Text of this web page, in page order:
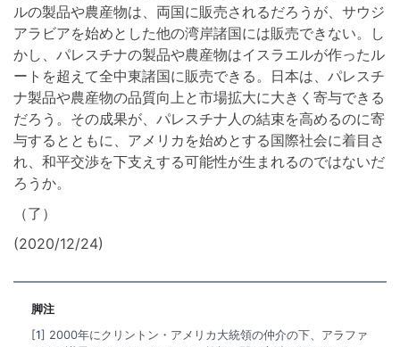
ルの製品や農産物は、両国に販売されるだろうが、サウジ
アラビアを始めとした他の湾岸諸国には販売できない。し
かし、パレスチナの製品や農産物はイスラエルが作ったル
ートを超えて全中東諸国に販売できる。日本は、パレスチ
ナ製品や農産物の品質向上と市場拡大に大きく寄与できる
だろう。その成果が、パレスチナ人の結束を高めるのに寄
与するとともに、アメリカを始めとする国際社会に着目さ
れ、和平交渉を下支えする可能性が生まれるのではないだ
ろうか。
（了）
(2020/12/24)
脚注
1
2000年にクリントン・アメリカ大統領の仲介の下、アラファ